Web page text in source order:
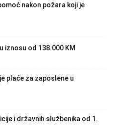
nakon požara koji je
iznosu od 138.000 KM
plaće za zaposlene u
i državnih službenika od 1.